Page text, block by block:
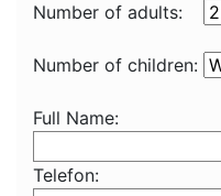
Number of adults:
Number of children:
Full Name:
Telefon: